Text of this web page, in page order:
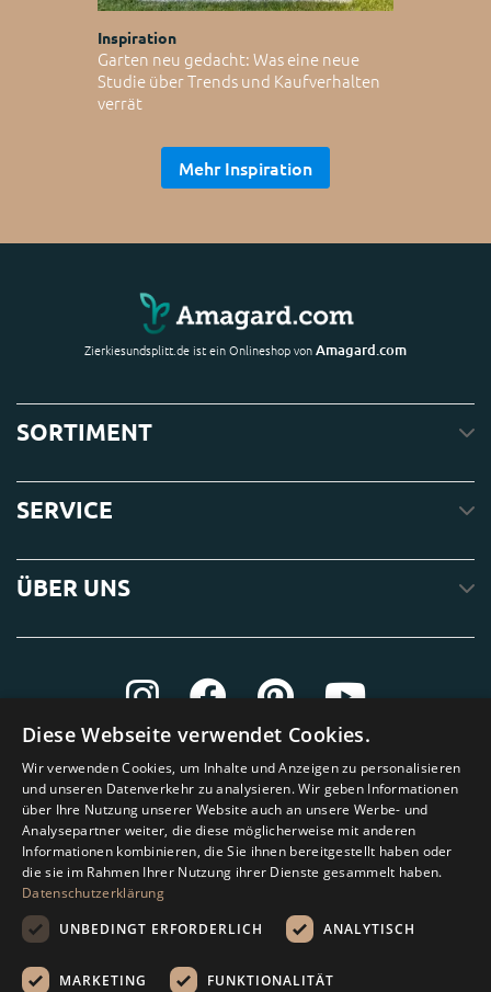
Inspiration
Garten neu gedacht: Was eine neue
Studie über Trends und Kaufverhalten
verrät
Mehr Inspiration
Zierkiesundsplitt.de ist ein Onlineshop vonAmagard.com
SORTIMENT
SERVICE
ÜBER UNS
Diese Webseite verwendet Cookies.
Wir verwenden Cookies, um Inhalte und Anzeigen zu personalisieren
und unseren Datenverkehr zu analysieren. Wir geben Informationen
über Ihre Nutzung unserer Website auch an unsere Werbe- und
Analysepartner weiter, die diese möglicherweise mit anderen
Informationen kombinieren, die Sie ihnen bereitgestellt haben oder
die sie im Rahmen Ihrer Nutzung ihrer Dienste gesammelt haben.
Datenschutzerklärung
UNBEDINGT ERFORDERLICH
ANALYTISCH
MARKETING FUNKTIONALITÄT